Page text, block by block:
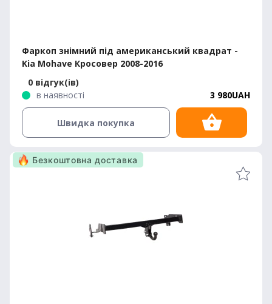
Фаркоп знімний під американський квадрат -
Kia Mohave Кросовер 2008-2016
0 відгук(ів)
в наявності
3 980UAH
Швидка покупка
Безкоштовна доставка